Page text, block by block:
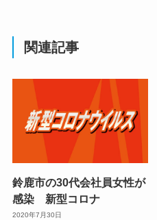
関連記事
鈴鹿市の30代会社員女性が
感染 新型コロナ
2020年7月30日